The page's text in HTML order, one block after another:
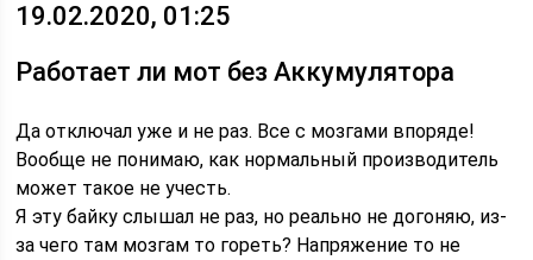
19.02.2020, 01:25
Работает ли мот без Аккумулятора
Да отключал уже и не раз. Все с мозгами впоряде!
Вообще не понимаю, как нормальный производитель
может такое не учесть.
Я эту байку слышал не раз, но реально не догоняю, из-
за чего там мозгам то гореть? Напряжение то не